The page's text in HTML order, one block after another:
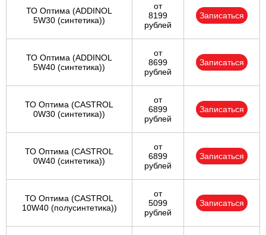
ТО Оптима (ADDINOL
5W30 (синтетика))
от
8199
рублей
Записаться
ТО Оптима (ADDINOL
5W40 (синтетика))
от
8699
рублей
Записаться
ТО Оптима (CASTROL
0W30 (синтетика))
от
6899
рублей
Записаться
ТО Оптима (CASTROL
0W40 (синтетика))
от
6899
рублей
Записаться
ТО Оптима (CASTROL
10W40 (полусинтетика))
от
5099
рублей
Записаться